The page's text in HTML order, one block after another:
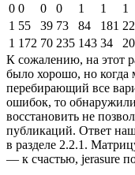
0 0 0 0 1 1 1
1 55 39 73 84 181
1 172 70 235 143 34
К сожалению, на этот
было хорошо, но когда
перебирающий все
ошибок, то
восстановить не
публикаций. Ответ
в разделе 2.2.1.
— к счастью, jerasure